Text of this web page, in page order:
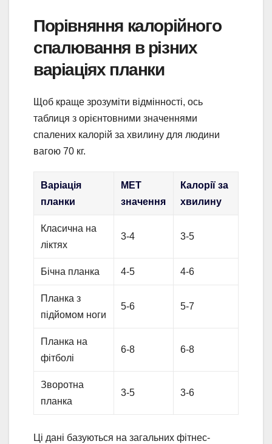
Порівняння калорійного
спалювання в різних
варіаціях планки
Щоб краще зрозуміти відмінності, ось
таблиця з орієнтовними значеннями
спалених калорій за хвилину для людини
вагою 70 кг.
Варіація
планки
MET
значення
Калорії за
хвилину
Класична на
ліктях
3-4 3-5
Бічна планка 4-5 4-6
Планка з
підйомом ноги
5-6 5-7
Планка на
фітболі
6-8 6-8
Зворотна
планка
3-5 3-6
Ці дані базуються на загальних фітнес-